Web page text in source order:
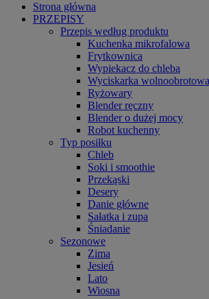
Strona główna
PRZEPISY
Przepis według produktu
Kuchenka mikrofalowa
Frytkownica
Wypiekacz do chleba
Wyciskarka wolnoobrotowa
Ryżowary
Blender ręczny
Blender o dużej mocy
Robot kuchenny
Typ posiłku
Chleb
Soki i smoothie
Przekąski
Desery
Danie główne
Sałatka i zupa
Śniadanie
Sezonowe
Zima
Jesień
Lato
Wiosna